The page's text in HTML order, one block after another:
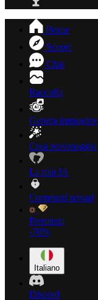
Home
Scopri
Chat
Raccolta
Genera immagine
Crea personaggio
La mia IA
Contenuti privati
Premium
-70%
Italiano
Discord